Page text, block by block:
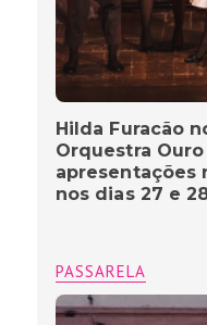
Hilda Furacão
Orquestra
apresentações
nos dias 27 e
PASSARELA